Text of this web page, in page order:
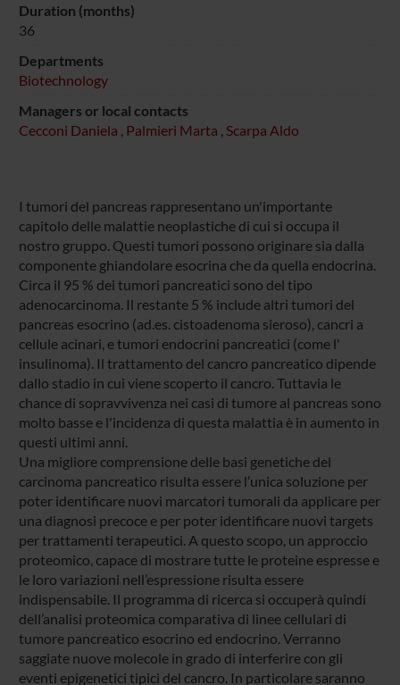
Duration (months)
36
Departments
Biotechnology
Managers or local contacts
Cecconi Daniela , Palmieri Marta , Scarpa Aldo
I tumori del pancreas rappresentano un'importante
capitolo delle malattie neoplastiche di cui si occupa il
nostro gruppo. Questi tumori possono originare sia dalla
componente ghiandolare esocrina che da quella endocrina.
Circa il 95 % dei tumori pancreatici sono del tipo
adenocarcinoma. Il restante 5 % include altri tumori del
pancreas esocrino (ad.es. cistoadenoma sieroso), cancri a
cellule acinari, e tumori endocrini pancreatici (come l'
insulinoma). Il trattamento del cancro pancreatico dipende
dallo stadio in cui viene scoperto il cancro. Tuttavia le
chance di sopravvivenza nei casi di tumore al pancreas sono
molto basse e l'incidenza di questa malattia è in aumento in
questi ultimi anni.
Una migliore comprensione delle basi genetiche del
carcinoma pancreatico risulta essere l’unica soluzione per
poter identificare nuovi marcatori tumorali da applicare per
una diagnosi precoce e per poter identificare nuovi targets
per trattamenti terapeutici. A questo scopo, un approccio
proteomico, capace di mostrare tutte le proteine espresse e
le loro variazioni nell’espressione risulta essere
indispensabile. Il programma di ricerca si occuperà quindi
dell’analisi proteomica comparativa di linee cellulari di
tumore pancreatico esocrino ed endocrino. Verranno
saggiate nuove molecole in grado di interferire con gli
eventi epigenetici tipici del cancro. In particolare saranno